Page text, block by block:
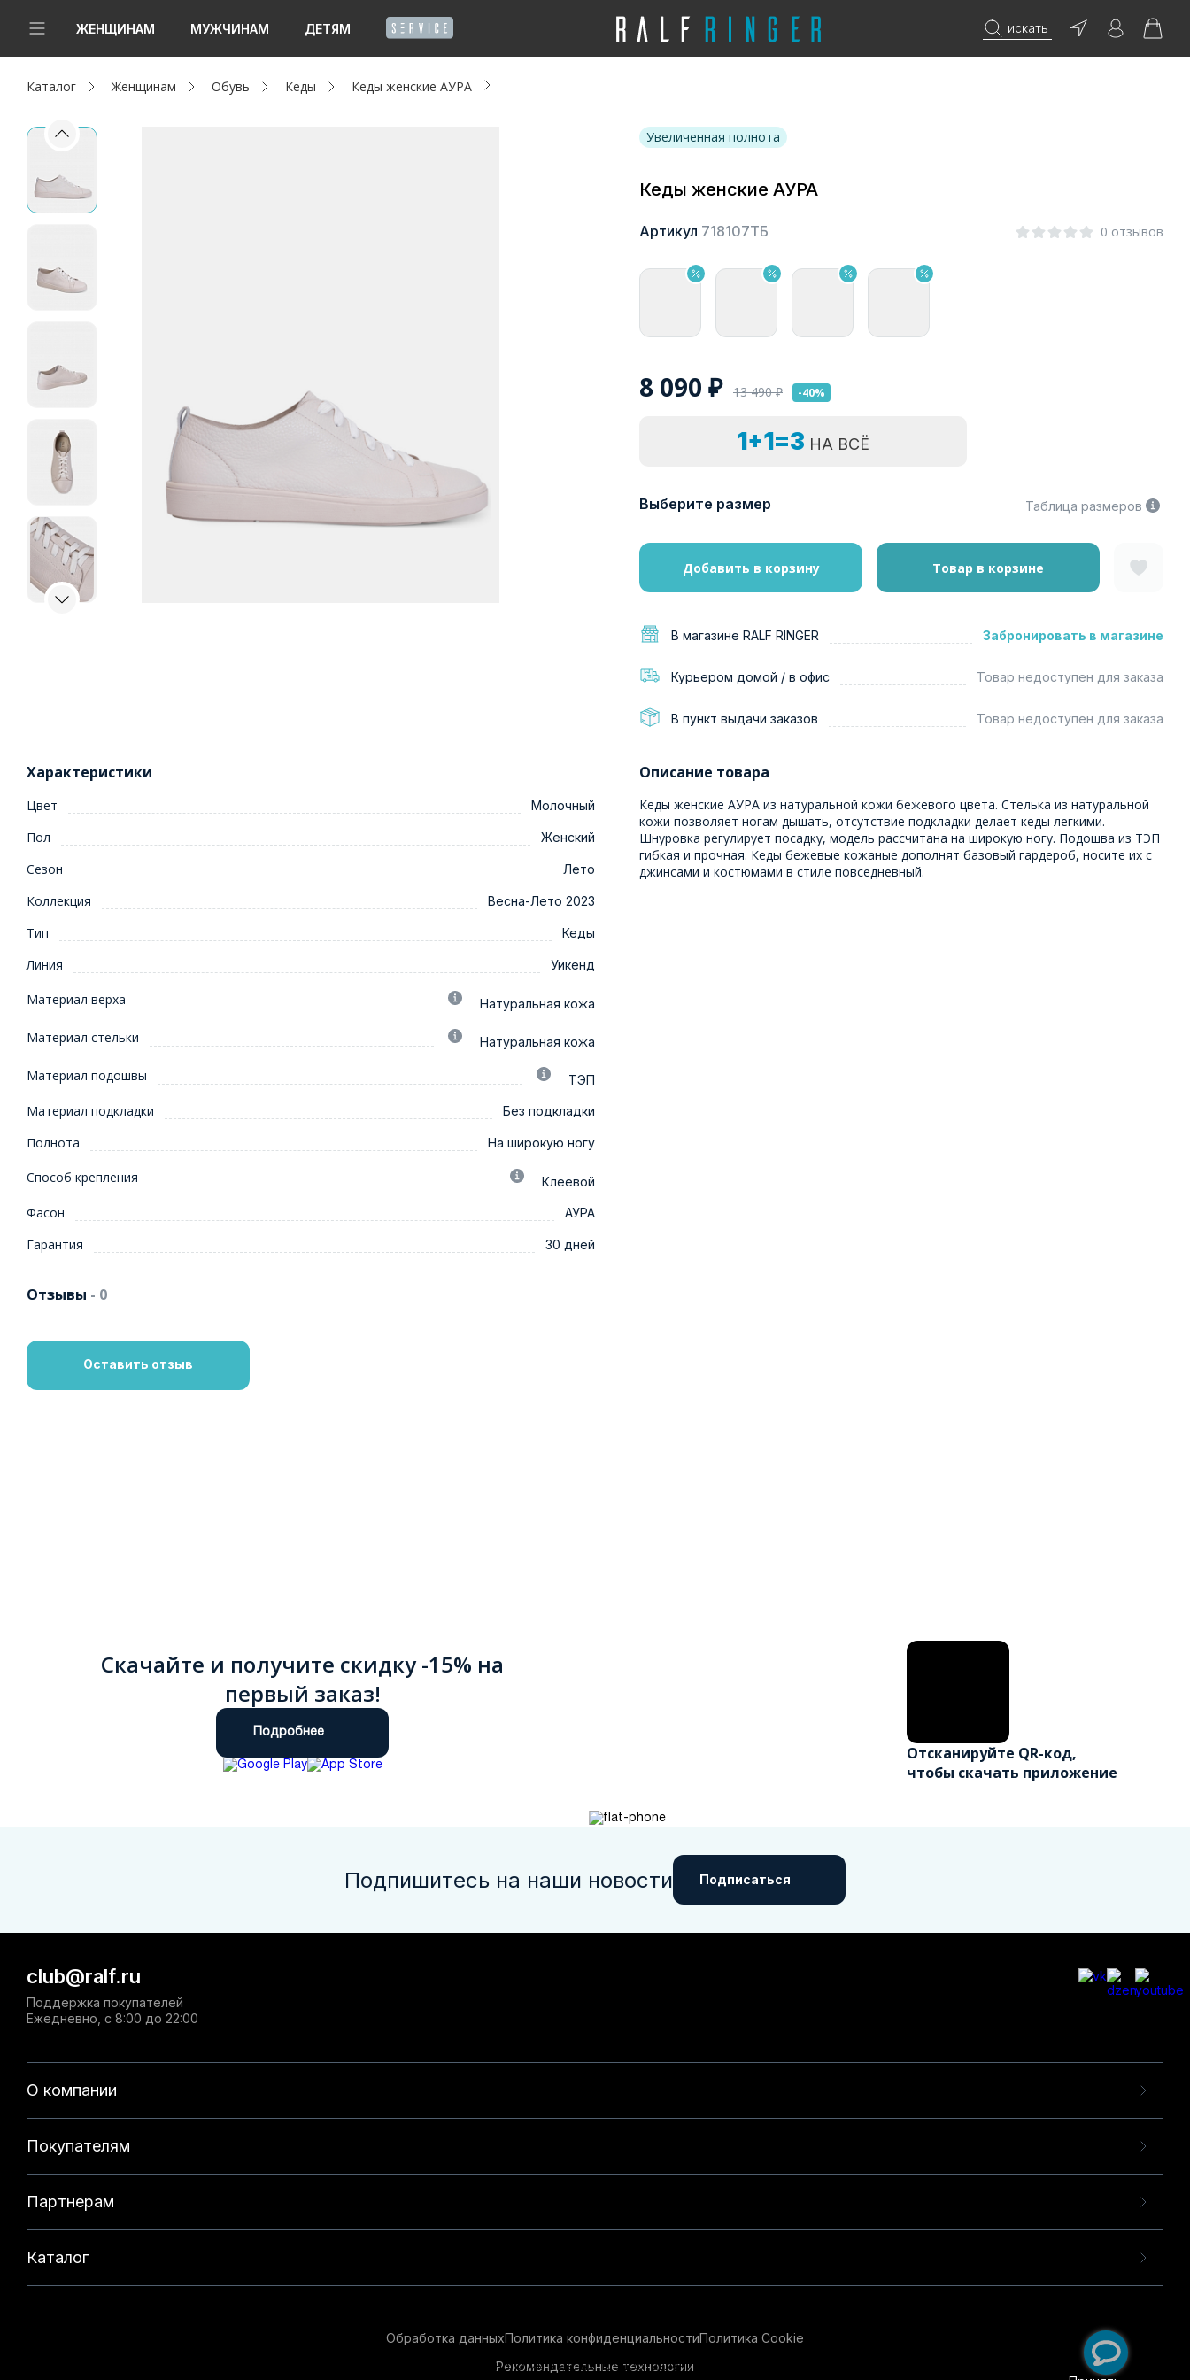
ЖЕНЩИНАМ МУЖЧИНАМ ДЕТЯМ искать
Новинки
Женщинам
Мужчинам
Адреса магазинов
Каталог Женщинам Обувь Кеды Кеды женские АУРА
Увеличенная полнота
Кеды женские АУРА
Артикул 718107ТБ 0 отзывов
8 090 ₽ 13 490₽ -40%
1+1=3 НА ВСЁ
Выберите размер Таблица размеров
Добавить в корзину Товар в корзине
В магазине RALF RINGER Забронировать в магазине
Курьером домой / в офис Товар недоступен для заказа
В пункт выдачи заказов Товар недоступен для заказа
Характеристики
Цвет Молочный
Пол Женский
Сезон Лето
Коллекция Весна-Лето 2023
Тип Кеды
Линия Уикенд
Материал верха Натуральная кожа
Материал стельки Натуральная кожа
Материал подошвы ТЭП
Материал подкладки Без подкладки
Полнота На широкую ногу
Способ крепления Клеевой
Фасон АУРА
Гарантия 30 дней
Описание товара
Кеды женские АУРА из натуральной кожи бежевого цвета. Стелька из натуральной
кожи позволяет ногам дышать, отсутствие подкладки делает кеды легкими.
Шнуровка регулирует посадку, модель рассчитана на широкую ногу. Подошва из ТЭП
гибкая и прочная. Кеды бежевые кожаные дополнят базовый гардероб, носите их с
джинсами и костюмами в стиле повседневный.
Отзывы - 0
Оставить отзыв
Скачайте и получите скидку -15% на
первый заказ!
Подробнее
Отсканируйте QR-код,
чтобы скачать приложение
Подпишитесь на наши новости Подписаться
О компании
Покупателям
Партнерам
Каталог
club@ralf.ru
Поддержка покупателей
Ежедневно, с 8:00 до 22:00
Обработка данныхПолитика конфиденциальностиПолитика Cookie
Рекомендательные технологии
Данный веб-сайт использует cookie-файлы и рекомендательные технологии в целях предоставления вам лучшего пользовательского опыта